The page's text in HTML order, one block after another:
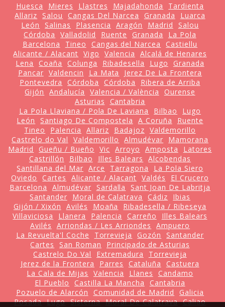
Huesca Mieres Llastres Majadahonda
Tardienta
Allariz
Salou Cangas Del Narcea Granada
Luarca
León
Salinas Plasencia Aragón Madrid
Salou
Córdoba
Valladolid Ruente Granada
La Pola
Barcelona
Tineo Cangas del Narcea
Castiellu
Alicante / Alacant Vigo Valencia
Alcalá de Henares
Lena
Coaña Colunga Ribadesella Lugo
Granada
Pancar Valdencin La Mata
Jerez De La Frontera
Pontevedra
Córdoba Córdoba
Ribera de Arriba
Gijón
Andalucía Valencia / València
Ourense
Asturias
Cantabria
La Pola Llaviana / Pola De Laviana
Bilbao
Lugo
León
Santiago De Compostela A Coruña
Ruente
Tineo
Palencia Allariz Badajoz Valdemorillo
Castrelo do Val
Valdemorillo Almudévar
Mamorana
Madrid
Gueñu / Bueño Vic Arroyo Amposta
Latores
Castrillón
Bilbao Illes Balears
Alcobendas
Santillana del Mar Arce Tarragona
La Pola Siero
Oviedo
Cartes Alicante / Alacant Valdés
El Crucero
Barcelona
Almudévar Sardalla
Sant Joan De Labritja
Santander
Moral de Calatrava Cádiz
Ibias
Gijón / Xixón
Avilés Moaña
Ribadesella / Ribeseya
Villaviciosa
Llanera Palencia Carreño
Illes Balears
Avilés
Arriondas / Les Arriondes
Ampuero
La Revuelta'l Coche
Torrevieja Gozón
Santander
Cartes
San Roman
Principado de Asturias
Castrelo Do Val
Extremadura
Torrevieja
Jerez de la Frontera
Parres Cataluña
Castuera
La Cala de Mijas
Valencia Llanes
Candamo
El Pueblo
Castilla La Mancha
Cantabria
Pozuelo de Alarcón
Comunidad de Madrid
Galicia
Posada Lugo Sisterna Moral De Calatrava Caliao